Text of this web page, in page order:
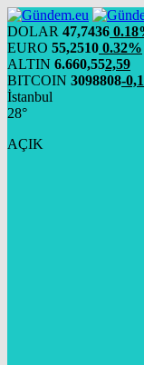
DOLAR 47,7436
EURO 55,2510 0.32%
ALTIN 6.660,552,59
BITCOIN 3098808-
İstanbul
28°
AÇIK